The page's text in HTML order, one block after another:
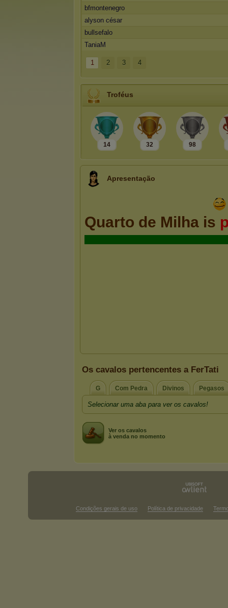
bfmontenegro
alyson césar
bullsefalo
TaniaM
1 2 3 4
Troféus
14 32 98
Apresentação
Os cavalos pertencentes a FerTati
G Com Pedra Divinos Pegasos
Selecionar uma aba para ver os cavalos!
Ver os cavalos
à venda no momento
Condições gerais de uso Política de privacidade